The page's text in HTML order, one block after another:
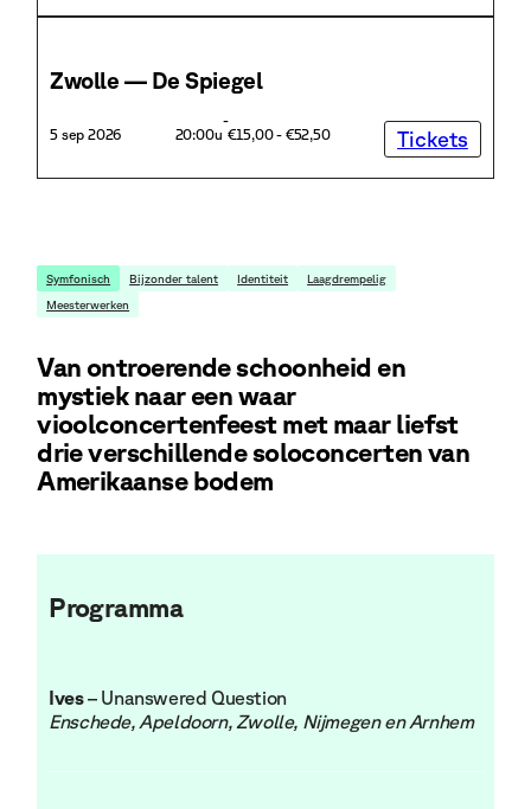
Symfonisch Bijzonder talent Identiteit
Laagdrempelig
Meesterwerken
Van ontroerende schoonheid en
mystiek naar een waar
vioolconcertenfeest met maar liefst
drie verschillende soloconcerten van
Amerikaanse bodem
Programma
Ives– Unanswered Question
Enschede, Apeldoorn, Zwolle, Nijmegen en Arnhem
Zwolle — De Spiegel
5 sep 2026 20:00u
-
€15,00 - €52,50
Tickets